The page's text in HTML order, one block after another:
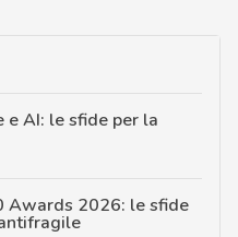
AI: le sfide per la
Awards 2026: le sfide